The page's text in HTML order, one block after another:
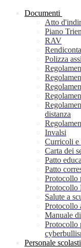
Documenti
Atto
Piano
RAV
Polizza
distanza
Invalsi
Curricoli e
Carta dei
Patto
Patto
Protocollo
Protocollo
Salute a
Protocollo
Manuale
Protocollo
Personale